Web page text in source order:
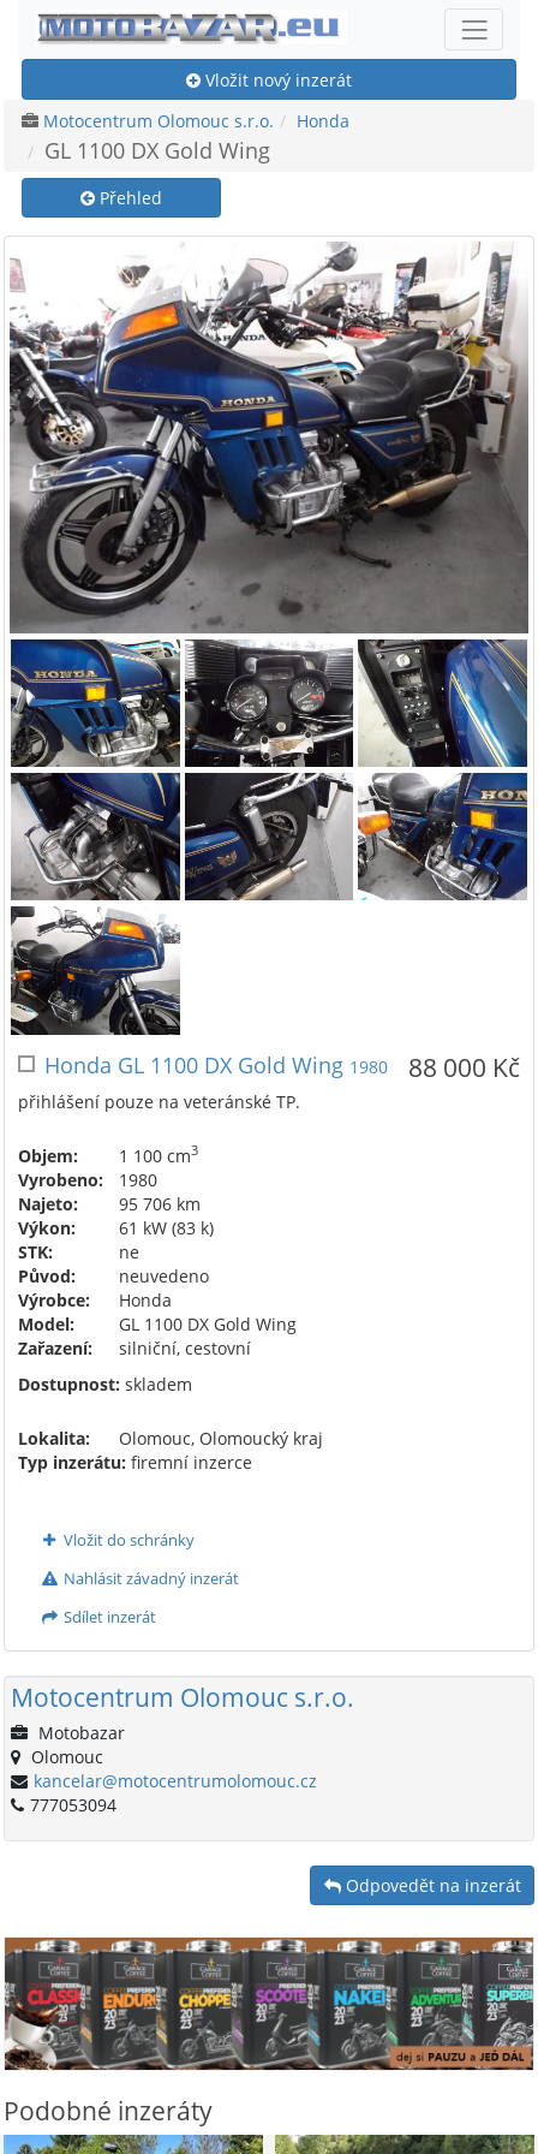
Vložit nový inzerát
Motocentrum Olomouc s.r.o.
Honda
GL 1100 DX Gold Wing
Přehled
88 000 Kč
Honda GL 1100 DX Gold Wing 1980
přihlášení pouze na veteránské TP.
Objem: 1 100 cm3
Vyrobeno:
1980
Najeto:
95 706 km
Výkon:
61 kW (83 k)
STK:
ne
Původ:
neuvedeno
Výrobce:
Honda
Model:
GL 1100 DX Gold Wing
Zařazení:
silniční, cestovní
Dostupnost: skladem
Lokalita:
Olomouc, Olomoucký kraj
Typ inzerátu: firemní inzerce
Vložit do schránky
Nahlásit závadný inzerát
Sdílet inzerát
Motocentrum Olomouc s.r.o.
Motobazar
Olomouc
kancelar@motocentrumolomouc.cz
777053094
Odpovedět na inzerát
Podobné inzeráty